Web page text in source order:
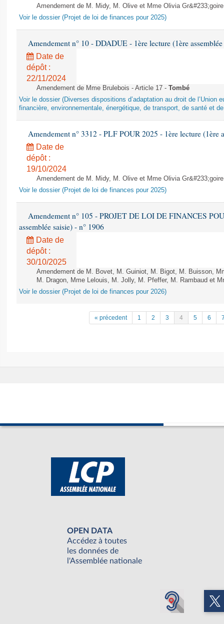
Amendement de M. Midy, M. Olive et Mme Olivia
Voir le dossier (Projet de loi de finances pour 2025)
Amendement n° 10 - DDADUE - 1ère lecture (1ère
Date de
dépôt :
22/11/2024
Amendement de Mme Brulebois - Article 17 - Tombé
Voir le dossier (Diverses dispositions d’adaptation au droit de l’Union
financière, environnementale, énergétique, de transport, de santé et
Amendement n° 3312 - PLF POUR 2025 - 1ère lecture (1ère
Date de
dépôt :
19/10/2024
Amendement de M. Midy, M. Olive et Mme Olivia
Voir le dossier (Projet de loi de finances pour 2025)
Amendement n° 105 - PROJET DE LOI DE FINANCES
assemblée saisie) - n° 1906
Date de
dépôt :
30/10/2025
Amendement de M. Bovet, M. Guiniot, M. Bigot, M. Buisson,
M. Dragon, Mme Lelouis, M. Jolly, M. Pfeffer, M. Rambaud et
Voir le dossier (Projet de loi de finances pour 2026)
« précedent 1 2 3 4 5 6
OPEN DATA
Accédez à toutes
les données de
l'Assemblée nationale